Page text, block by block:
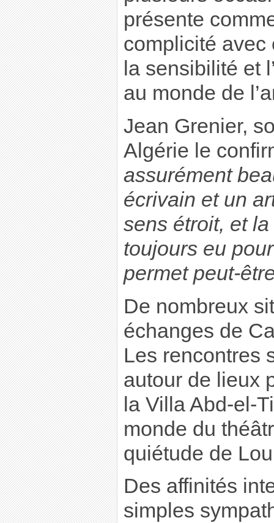
présente
complicité avec
la sensibilité et
au monde de
Jean Grenier,
Algérie le
assurément
écrivain et un
sens étroit, et la
toujours eu
permet peut-
De nombreux
échanges de
Les rencontres
autour de lieux
la Villa Abd-el-
monde du
quiétude de
Des affinités
simples